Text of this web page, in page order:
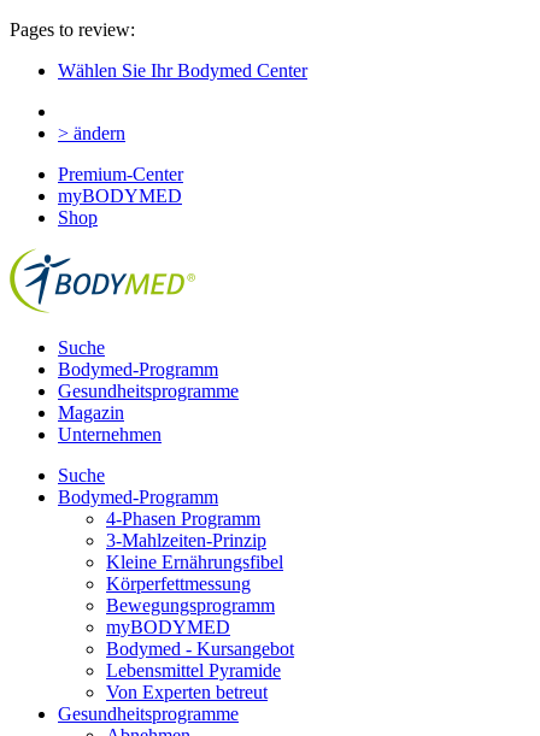
Pages to review:
Wählen Sie Ihr Bodymed Center
> ändern
Premium-Center
myBODYMED
Shop
Suche
Bodymed-Programm
Gesundheitsprogramme
Magazin
Unternehmen
Suche
Bodymed-Programm
4-Phasen Programm
3-Mahlzeiten-Prinzip
Kleine Ernährungsfibel
Körperfettmessung
Bewegungsprogramm
myBODYMED
Bodymed - Kursangebot
Lebensmittel Pyramide
Von Experten betreut
Gesundheitsprogramme